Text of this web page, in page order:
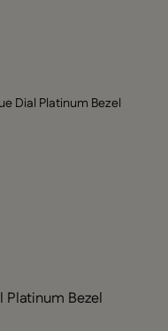
Dial Platinum Bezel
Platinum Bezel